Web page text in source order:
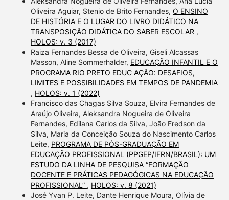
Oliveira Aguiar, Stenio de Brito Fernandes, O ENSINO
DE HISTÓRIA E O LUGAR DO LIVRO DIDÁTICO NA
TRANSPOSIÇÃO DIDÁTICA DO SABER ESCOLAR ,
HOLOS: v. 3 (2017)
Raiza Fernandes Bessa de Oliveira, Giseli Alcassas
Masson, Aline Sommerhalder, EDUCAÇÃO INFANTIL E O
PROGRAMA RIO PRETO EDUC AÇÃO: DESAFIOS,
LIMITES E POSSIBILIDADES EM TEMPOS DE PANDEMIA
, HOLOS: v. 1 (2022)
Francisco das Chagas Silva Souza, Elvira Fernandes de
Araújo Oliveira, Aleksandra Nogueira de Oliveira
Fernandes, Edilana Carlos da Silva, João Fredson da
Silva, Maria da Conceição Souza do Nascimento Carlos
Leite, PROGRAMA DE PÓS-GRADUAÇÃO EM
EDUCAÇÃO PROFISSIONAL (PPGEP/IFRN/BRASIL): UM
ESTUDO DA LINHA DE PESQUISA “FORMAÇÃO
DOCENTE E PRÁTICAS PEDAGÓGICAS NA EDUCAÇÃO
PROFISSIONAL” , HOLOS: v. 8 (2021)
José Yvan P. Leite, Dante Henrique Moura, Olívia de